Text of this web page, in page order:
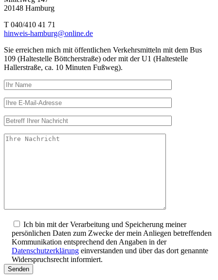
20148 Hamburg
T 040/410 41 71
hinweis-hamburg@online.de
Sie erreichen mich mit öffentlichen Verkehrsmitteln mit dem Bus
109 (Haltestelle Böttcherstraße) oder mit der U1 (Haltestelle
Hallerstraße, ca. 10 Minuten Fußweg).
Ich bin mit der Verarbeitung und Speicherung meiner
persönlichen Daten zum Zwecke der mein Anliegen betreffenden
Kommunikation entsprechend den Angaben in der
Datenschutzerklärung einverstanden und über das dort genannte
Widerspruchsrecht informiert.